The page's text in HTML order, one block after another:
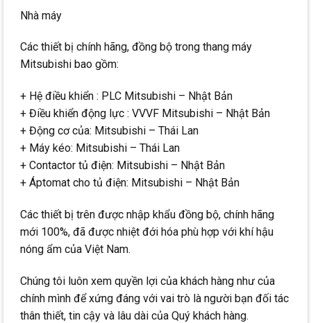
Nhà máy
Các thiết bị chính hãng, đồng bộ trong thang máy
Mitsubishi bao gồm:
+ Hệ điều khiển : PLC Mitsubishi – Nhật Bản
+ Điều khiển động lực : VVVF Mitsubishi – Nhật Bản
+ Động cơ của: Mitsubishi – Thái Lan
+ Máy kéo: Mitsubishi – Thái Lan
+ Contactor tủ điện: Mitsubishi – Nhật Bản
+ Áptomat cho tủ điện: Mitsubishi – Nhật Bản
Các thiết bị trên được nhập khẩu đồng bộ, chính hãng
mới 100%, đã được nhiệt đới hóa phù hợp với khí hậu
nóng ẩm của Việt Nam.
Chúng tôi luôn xem quyền lợi của khách hàng như của
chính mình để xứng đáng với vai trò là người bạn đối tác
thân thiết, tin cậy và lâu dài của Quý khách hàng.